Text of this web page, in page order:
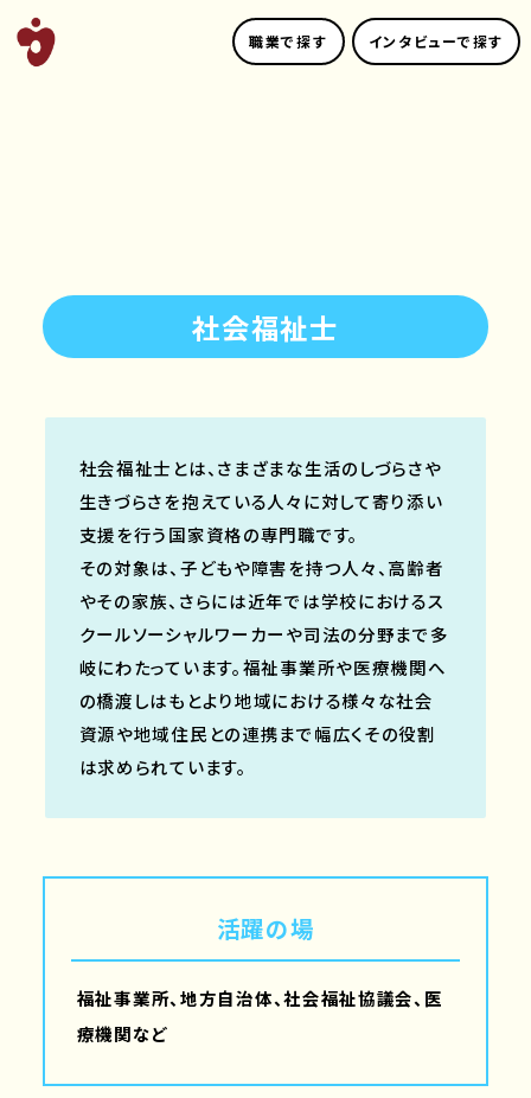
職業で探す インタビューで探す
社会福祉士
社会福祉士とは、さまざまな生活のしづらさや
生きづらさを抱えている人々に対して寄り添い
支援を行う国家資格の専門職です。
その対象は、子どもや障害を持つ人々、高齢者
やその家族、さらには近年では学校におけるス
クールソーシャルワーカーや司法の分野まで多
岐にわたっています。福祉事業所や医療機関へ
の橋渡しはもとより地域における様々な社会
資源や地域住民との連携まで幅広くその役割
は求められています。
活躍の場
福祉事業所、地方自治体、社会福祉協議会、医
療機関など